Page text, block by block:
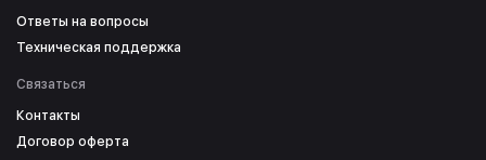
Ответы на вопросы
Техническая поддержка
Связаться
Контакты
Договор оферта